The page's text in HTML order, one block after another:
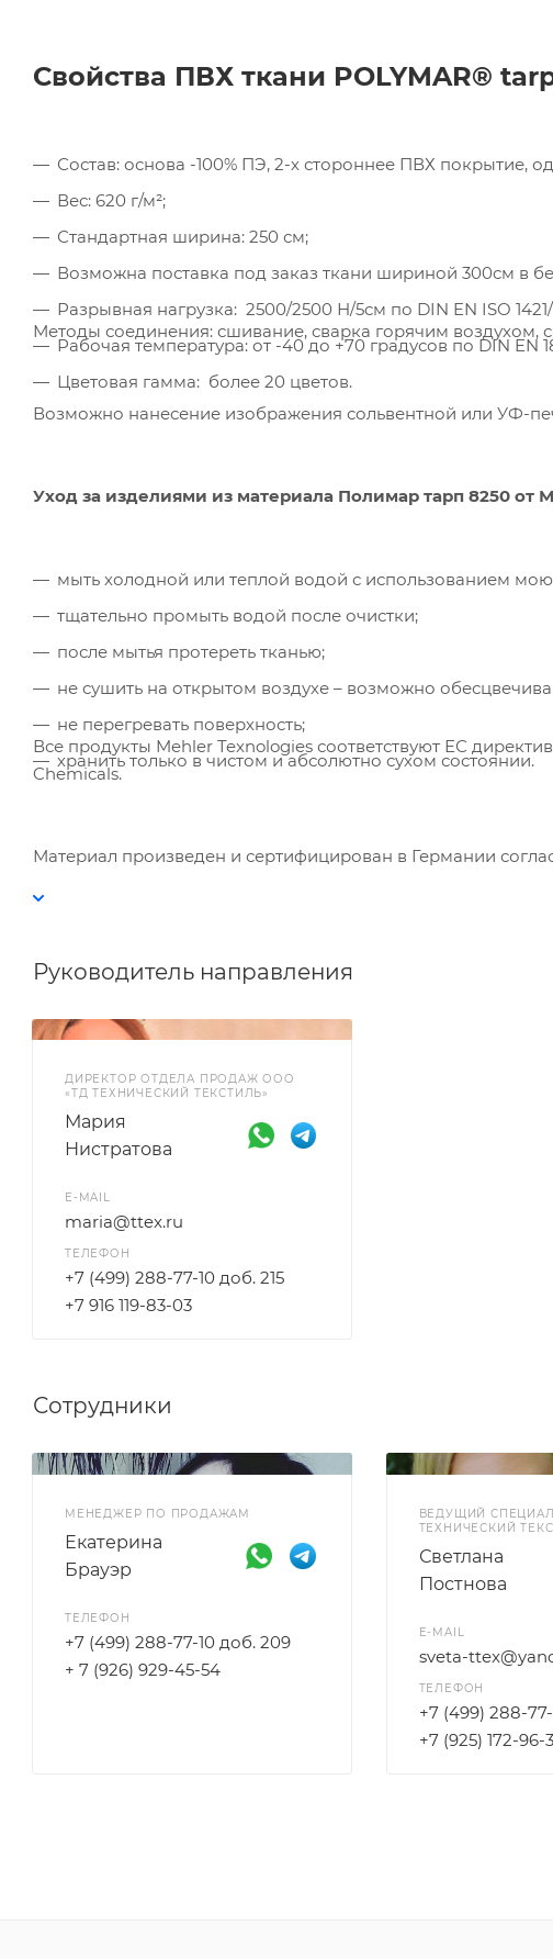
Свойства ПВХ ткани POLYMAR®
Состав: основа -100% ПЭ, 2-х стороннее ПВХ покрытие,
Вес: 620 г/м²;
Стандартная ширина: 250 см;
Возможна поставка под заказ ткани шириной 300см в
Разрывная нагрузка: 2500/2500 Н/5см по DIN EN ISO 1421/
Рабочая температура: от -40 до +70 градусов по DIN EN
Цветовая гамма: более 20 цветов.
Методы соединения: сшивание, сварка горячим воздухом,
Возможно нанесение изображения сольвентной или УФ-
Уход за изделиями из материала Полимар тарп 8250 от
мыть холодной или теплой водой с использованием
тщательно промыть водой после очистки;
после мытья протереть тканью;
не сушить на открытом воздухе – возможно
не перегревать поверхность;
хранить только в чистом и абсолютно сухом состоянии.
Все продукты Mehler Texnologies соответствуют ЕС
Chemicals.
Материал произведен и сертифицирован в Германии
Руководитель направления
ДИРЕКТОР ОТДЕЛА ПРОДАЖ ООО
«ТД ТЕХНИЧЕСКИЙ ТЕКСТИЛЬ»
Мария
Нистратова
E-MAIL
maria@ttex.ru
ТЕЛЕФОН
+7 (499) 288-77-10 доб. 215
+7 916 119-83-03
Сотрудники
МЕНЕДЖЕР ПО ПРОДАЖАМ
Екатерина
Брауэр
ТЕЛЕФОН
+7 (499) 288-77-10 доб. 209
+ 7 (926) 929-45-54
ВЕДУЩИЙ
ТЕХНИЧЕСКИЙ
Светлана
Постнова
E-MAIL
sveta-
ТЕЛЕФОН
+7 (499) 288-
+7 (925) 172-96-
Метрики.